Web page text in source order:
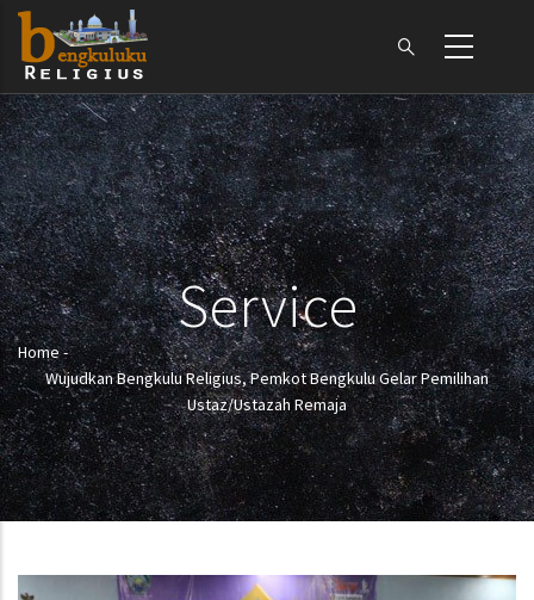
Skip
main
content
Service
Breadcrumb
Home-
Wujudkan Bengkulu Religius, Pemkot Bengkulu Gelar Pemilihan
Ustaz/Ustazah Remaja